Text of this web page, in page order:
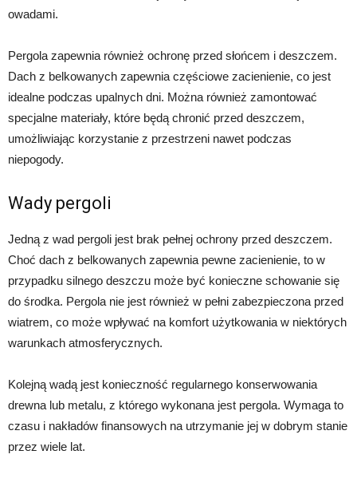
owadami.
Pergola zapewnia również ochronę przed słońcem i deszczem.
Dach z belkowanych zapewnia częściowe zacienienie, co jest
idealne podczas upalnych dni. Można również zamontować
specjalne materiały, które będą chronić przed deszczem,
umożliwiając korzystanie z przestrzeni nawet podczas
niepogody.
Wady pergoli
Jedną z wad pergoli jest brak pełnej ochrony przed deszczem.
Choć dach z belkowanych zapewnia pewne zacienienie, to w
przypadku silnego deszczu może być konieczne schowanie się
do środka. Pergola nie jest również w pełni zabezpieczona przed
wiatrem, co może wpływać na komfort użytkowania w niektórych
warunkach atmosferycznych.
Kolejną wadą jest konieczność regularnego konserwowania
drewna lub metalu, z którego wykonana jest pergola. Wymaga to
czasu i nakładów finansowych na utrzymanie jej w dobrym stanie
przez wiele lat.